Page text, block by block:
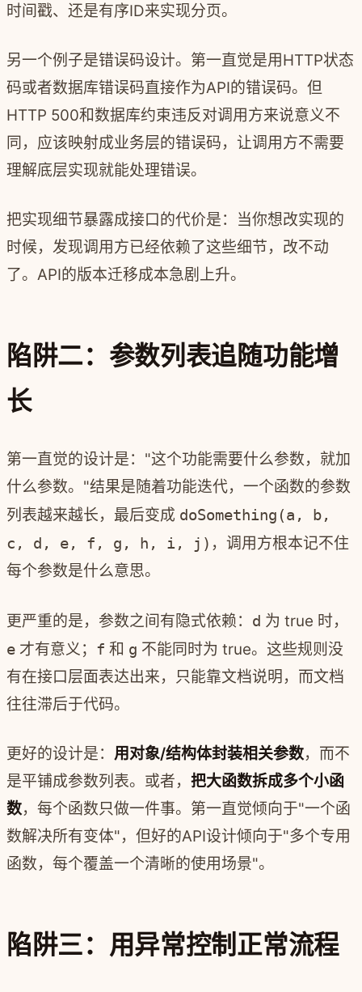
时间戳、还是有序ID来实现分页。
另一个例子是错误码设计。第一直觉是用HTTP状态
码或者数据库错误码直接作为API的错误码。但
HTTP 500和数据库约束违反对调用方来说意义不
同，应该映射成业务层的错误码，让调用方不需要
理解底层实现就能处理错误。
把实现细节暴露成接口的代价是：当你想改实现的
时候，发现调用方已经依赖了这些细节，改不动
了。API的版本迁移成本急剧上升。
陷阱二：参数列表追随功能增
长
第一直觉的设计是："这个功能需要什么参数，就加
什么参数。"结果是随着功能迭代，一个函数的参数
列表越来越长，最后变成 doSomething(a, b,
c, d, e, f, g, h, i, j) ，调用方根本记不住
每个参数是什么意思。
更严重的是，参数之间有隐式依赖： d 为 true 时，
e 才有意义； f 和 g 不能同时为 true。这些规则没
有在接口层面表达出来，只能靠文档说明，而文档
往往滞后于代码。
更好的设计是： 用对象/结构体封装相关参数，而不
是平铺成参数列表。或者， 把大函数拆成多个小函
数，每个函数只做一件事。第一直觉倾向于"一个函
数解决所有变体"，但好的API设计倾向于"多个专用
函数，每个覆盖一个清晰的使用场景"。
陷阱三：用异常控制正常流程